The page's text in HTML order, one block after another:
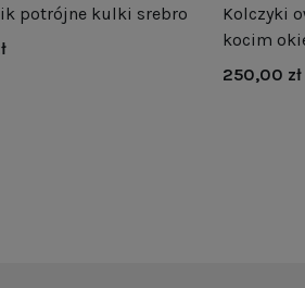
potrójne kulki srebro
Kolczyki
kocim
250,00 zł